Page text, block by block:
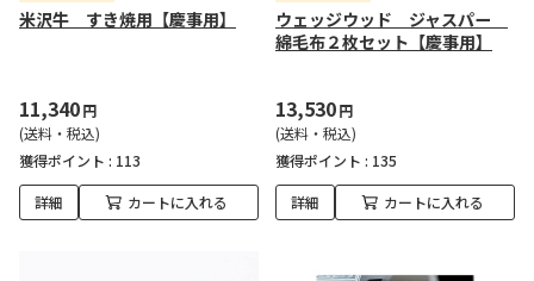
米沢牛 すき焼用【慶事用】
11,340円
(送料・税込)
獲得ポイント : 113
詳細 カートに入れる
ウェッジウッド ジャスパー
綿毛布２枚セット【慶事用】
13,530円
(送料・税込)
獲得ポイント : 135
詳細 カートに入れる